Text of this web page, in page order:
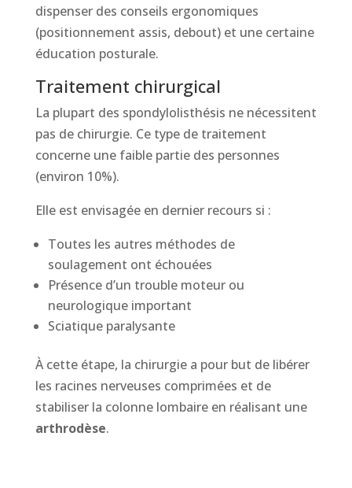
dispenser des conseils ergonomiques
(positionnement assis, debout) et une certaine
éducation posturale.
Traitement chirurgical
La plupart des spondylolisthésis ne nécessitent
pas de chirurgie. Ce type de traitement
concerne une faible partie des personnes
(environ 10%).
Elle est envisagée en dernier recours si :
Toutes les autres méthodes de
soulagement ont échouées
Présence d’un trouble moteur ou
neurologique important
Sciatique paralysante
À cette étape, la chirurgie a pour but de libérer
les racines nerveuses comprimées et de
stabiliser la colonne lombaire en réalisant une
arthrodèse.